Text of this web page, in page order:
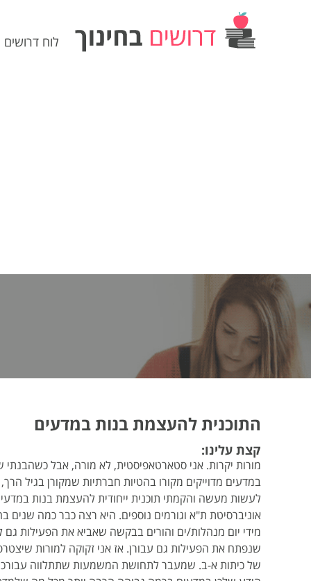
לוח דרושים
התוכנית להעצמת בנות במדעים
קצת עלינו:
מורות יקרות. אני סטארטאפיסטית, לא מורה, אבל
במדעים מדוייקים מקורו בהטיות חברתיות שמקורן בגיל
לעשות מעשה והקמתי תוכנית ייחודית להעצמת בנות
אוניברסיטת ת"א וגורמים נוספים. היא רצה כבר כמה שנים
מידי יום מנהלות/ים והורים בבקשה שאביא את הפעילות גם
שנפתח את הפעילות גם עבורן. אז אני זקוקה למורות
של כיתות א-ב. שמעבר לתחושת המשמעות שתתלווה